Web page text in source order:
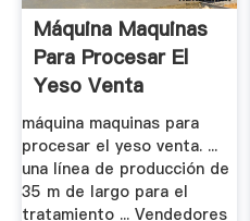
Máquina Maquinas
Para Procesar El
Yeso Venta
máquina maquinas para
procesar el yeso venta. ...
una línea de producción de
35 m de largo para el
tratamiento ... Vendedores